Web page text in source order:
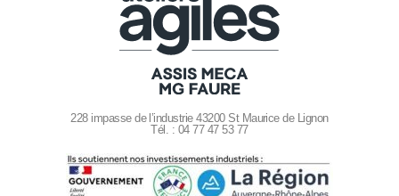
228 impasse de l’industrie 43200 St Maurice de Lignon
Tél. : 04 77 47 53 77